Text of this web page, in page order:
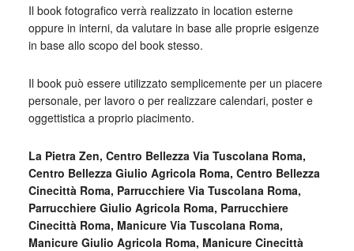
Il book fotografico verrà realizzato in location esterne
oppure in interni, da valutare in base alle proprie esigenze
in base allo scopo del book stesso.
Il book può essere utilizzato semplicemente per un piacere
personale, per lavoro o per realizzare calendari, poster e
oggettistica a proprio piacimento.
La Pietra Zen, Centro Bellezza Via Tuscolana Roma,
Centro Bellezza Giulio Agricola Roma, Centro Bellezza
Cinecittà Roma, Parrucchiere Via Tuscolana Roma,
Parrucchiere Giulio Agricola Roma, Parrucchiere
Cinecittà Roma, Manicure Via Tuscolana Roma,
Manicure Giulio Agricola Roma, Manicure Cinecittà